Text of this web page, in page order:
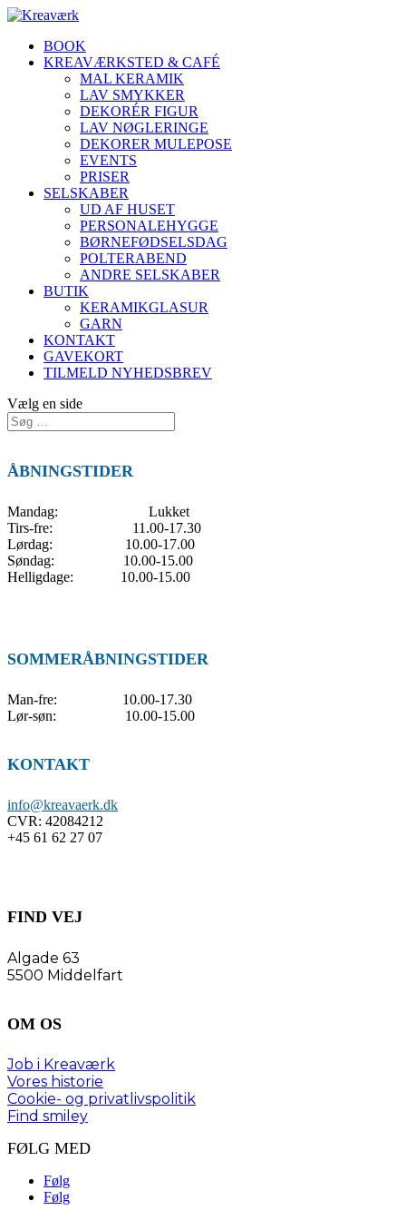
BOOK
KREAVÆRKSTED & CAFÉ
MAL KERAMIK
LAV SMYKKER
DEKORÉR FIGUR
LAV NØGLERINGE
DEKORER MULEPOSE
EVENTS
PRISER
SELSKABER
UD AF HUSET
PERSONALEHYGGE
BØRNEFØDSELSDAG
POLTERABEND
ANDRE SELSKABER
BUTIK
KERAMIKGLASUR
GARN
KONTAKT
GAVEKORT
TILMELD NYHEDSBREV
Vælg en side
ÅBNINGSTIDER
Mandag: Lukket
Tirs-fre: 11.00-17.30
Lørdag: 10.00-17.00
Søndag: 10.00-15.00
Helligdage: 10.00-15.00
SOMMERÅBNINGSTIDER
Man-fre: 10.00-17.30
Lør-søn: 10.00-15.00
KONTAKT
info@kreavaerk.dk
CVR: 42084212
+45 61 62 27 07
FIND VEJ
Algade 63
5500 Middelfart
OM OS
Job i Kreaværk
Vores historie
Cookie- og privatlivspolitik
Find smiley
FØLG MED
Følg
Følg